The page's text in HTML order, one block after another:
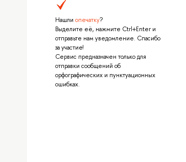
Нашли опечатку?
Выделите её, нажмите Ctrl+Enter и
отправьте нам уведомление. Спасибо
за участие!
Сервис предназначен только для
отправки сообщений об
орфографических и пунктуационных
ошибках.